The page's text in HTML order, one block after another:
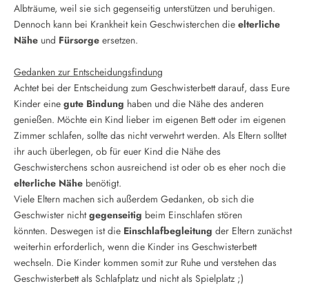
Albträume, weil sie sich gegenseitig unterstützen und beruhigen.
Dennoch kann bei Krankheit kein Geschwisterchen die elterliche
Nähe und Fürsorge ersetzen.
Gedanken zur Entscheidungsfindung
Achtet bei der Entscheidung zum Geschwisterbett darauf, dass Eure
Kinder eine gute Bindung haben und die Nähe des anderen
genießen. Möchte ein Kind lieber im eigenen Bett oder im eigenen
Zimmer schlafen, sollte das nicht verwehrt werden. Als Eltern solltet
ihr auch überlegen, ob für euer Kind die Nähe des
Geschwisterchens schon ausreichend ist oder ob es eher noch die
elterliche Nähe benötigt.
Viele Eltern machen sich außerdem Gedanken, ob sich die
Geschwister nichtgegenseitig beim Einschlafen stören
könnten. Deswegen ist die Einschlafbegleitung der Eltern zunächst
weiterhin erforderlich, wenn die Kinder ins Geschwisterbett
wechseln. Die Kinder kommen somit zur Ruhe und verstehen das
Geschwisterbett als Schlafplatz und nicht als Spielplatz ;)